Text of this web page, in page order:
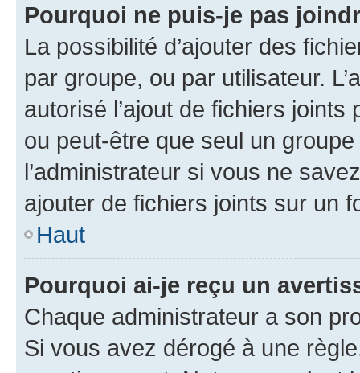
Pourquoi ne puis-je pas
La possibilité d’ajouter des
par groupe, ou par utilisateur.
autorisé l’ajout de fichiers
ou peut-être que seul un
l’administrateur si vous ne
ajouter de fichiers joints sur un
Haut
Pourquoi ai-je reçu un
Chaque administrateur a son
Si vous avez dérogé à une